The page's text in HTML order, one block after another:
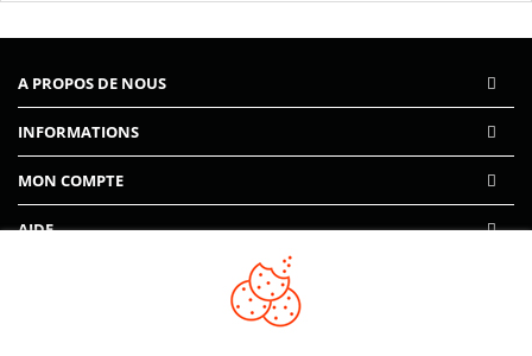
A PROPOS DE NOUS
INFORMATIONS
MON COMPTE
AIDE